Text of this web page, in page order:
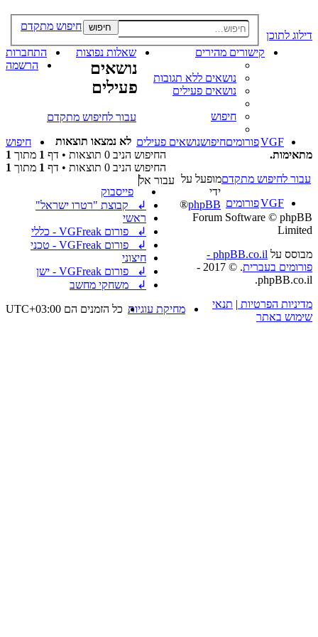
דילוג לתוכן
חיפוש חיפוש מתקדם
קישורים מהירים
נושאים ללא תגובות
נושאים פעילים
חיפוש
שאלות נפוצות
התחברות
הרשמה
VGFפורומיםחיפושנושאים פעילים חיפוש
נושאים
פעילים
עבור לחיפוש מתקדם
החיפוש הניב 0 תוצאות • דף 1 מתוך 1
לא נמצאו תוצאות
מתאימות.
החיפוש הניב 0 תוצאות • דף
1 מתוך 1
עבור לחיפוש מתקדם
עבור אל
פייסבוק
↲ קבוצת "רטרו ישראל"
ראשי
↲ פורום VGFreak - כללי
↲ פורום VGFreak - טכני
חיצוני
↲ פורום VGFreak - ישן
↲ משחקי מחשב
VGFפורומים
כל הזמנים הם UTC+03:00 מחיקת עוגיות
מופעל על
ידי
phpBB
®
Forum Software © phpBB
Limited
מבוסס על
phpBB.co.il -
פורומים בעברית
. © 2017 -
phpBB.co.il.
מדיניות הפרטיות | תנאי
שימוש באתר